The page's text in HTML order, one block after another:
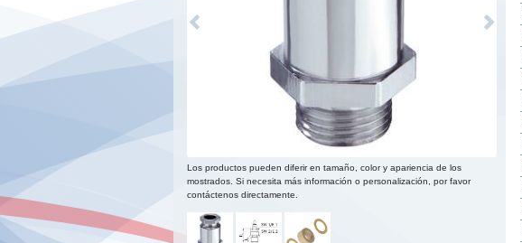
Previous Next
Los productos pueden diferir en tamaño, color y apariencia de los
mostrados. Si necesita más información o personalización, por favor
contáctenos directamente.